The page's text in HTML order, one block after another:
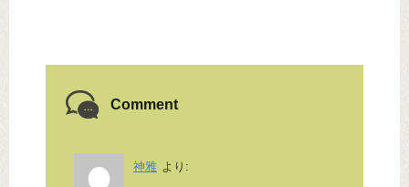
Comment
神雅 より: